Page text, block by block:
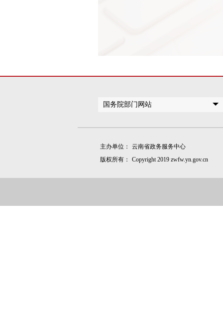
国务院部门网站
主办单位：
云南省政务服务中心
版权所有：
Copyright 2019 zwfw.yn.gov.cn